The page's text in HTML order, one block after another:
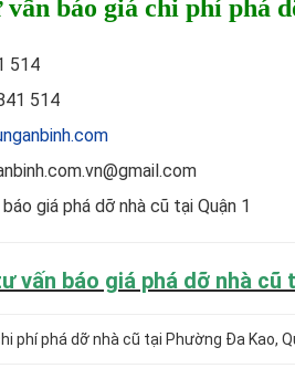
báo giá chi phí phá
514
514
giá phá dỡ nhà cũ tại Quận 1
vấn báo giá phá dỡ nhà cũ
phí phá dỡ nhà cũ tại Phường Đa Kao,